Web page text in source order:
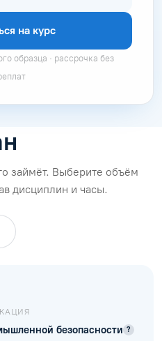
на курс
образца · рассрочка без
займёт. Выберите объём
дисциплин и часы.
безопасности ?